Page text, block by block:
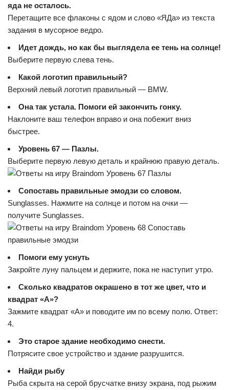
яда не осталось.
Перетащите все флаконы с ядом и слово «ЯДа» из текста
задания в мусорное ведро.
Идет дождь, но как бы выглядела ее тень на солнце!
Выберите первую слева тень.
Какой логотип правильный?
Верхний левый логотип правильный — BMW.
Она так устала. Помоги ей закончить гонку.
Наклоните ваш телефон вправо и она побежит вниз
быстрее.
Уровень 67 — Пазлы.
Выберите первую левую деталь и крайнюю правую деталь.
Сопоставь правильные эмодзи со словом.
Sunglasses. Нажмите на солнце и потом на очки —
получите Sunglasses.
Помоги ему уснуть
Закройте луну пальцем и держите, пока не наступит утро.
Сколько квадратов окрашено в тот же цвет, что и
квадрат «А»?
Зажмите квадрат «А» и поводите им по всему полю. Ответ:
4.
Это старое здание необходимо снести.
Потрясите свое устройство и здание разрушится.
Найди рыбу
Рыба скрыта на серой брусчатке внизу экрана, под рыжим